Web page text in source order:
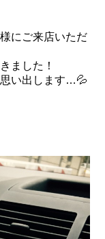
にご来店いただ
ました！
い出します…💦